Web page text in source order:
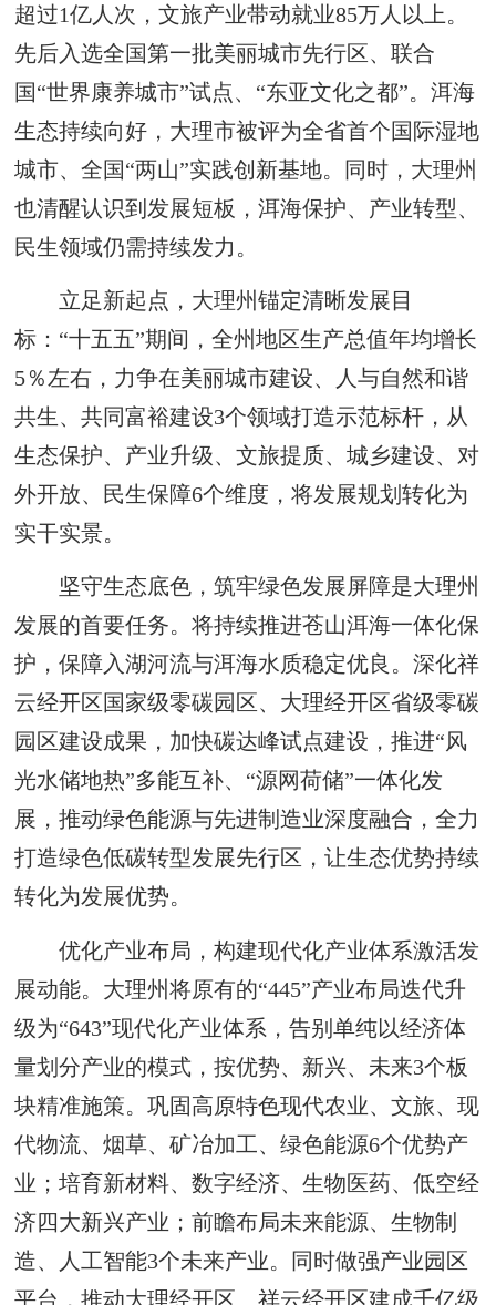
超过1亿人次，文旅产业带动就业85万人以上。
先后入选全国第一批美丽城市先行区、联合
国“世界康养城市”试点、“东亚文化之都”。洱海
生态持续向好，大理市被评为全省首个国际湿地
城市、全国“两山”实践创新基地。同时，大理州
也清醒认识到发展短板，洱海保护、产业转型、
民生领域仍需持续发力。
立足新起点，大理州锚定清晰发展目
标：“十五五”期间，全州地区生产总值年均增长
5％左右，力争在美丽城市建设、人与自然和谐
共生、共同富裕建设3个领域打造示范标杆，从
生态保护、产业升级、文旅提质、城乡建设、对
外开放、民生保障6个维度，将发展规划转化为
实干实景。
坚守生态底色，筑牢绿色发展屏障是大理州
发展的首要任务。将持续推进苍山洱海一体化保
护，保障入湖河流与洱海水质稳定优良。深化祥
云经开区国家级零碳园区、大理经开区省级零碳
园区建设成果，加快碳达峰试点建设，推进“风
光水储地热”多能互补、“源网荷储”一体化发
展，推动绿色能源与先进制造业深度融合，全力
打造绿色低碳转型发展先行区，让生态优势持续
转化为发展优势。
优化产业布局，构建现代化产业体系激活发
展动能。大理州将原有的“445”产业布局迭代升
级为“643”现代化产业体系，告别单纯以经济体
量划分产业的模式，按优势、新兴、未来3个板
块精准施策。巩固高原特色现代农业、文旅、现
代物流、烟草、矿冶加工、绿色能源6个优势产
业；培育新材料、数字经济、生物医药、低空经
济四大新兴产业；前瞻布局未来能源、生物制
造、人工智能3个未来产业。同时做强产业园区
平台，推动大理经开区、祥云经开区建成千亿级